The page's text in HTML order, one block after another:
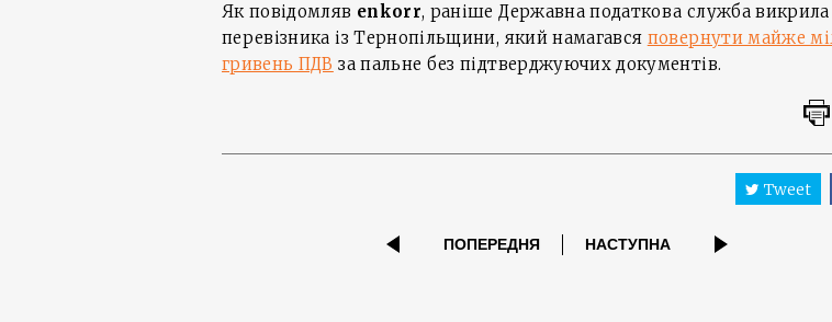
Як повідомляв enkorr, раніше Державна податкова служба викрила
перевізника із Тернопільщини, який намагався повернути майже
гривень ПДВ за пальне без підтверджуючих документів.
Tweet
ПОПЕРЕДНЯ НАСТУПНА